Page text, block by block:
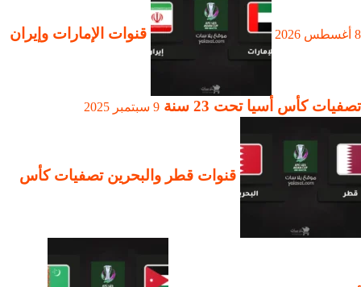
8 أغسطس 2026 قنوات الإمارات وإيران
تصفيات كأس أسيا تحت 23 سنة 9 سبتمبر 2025
قنوات قطر والبحرين تصفيات كأس